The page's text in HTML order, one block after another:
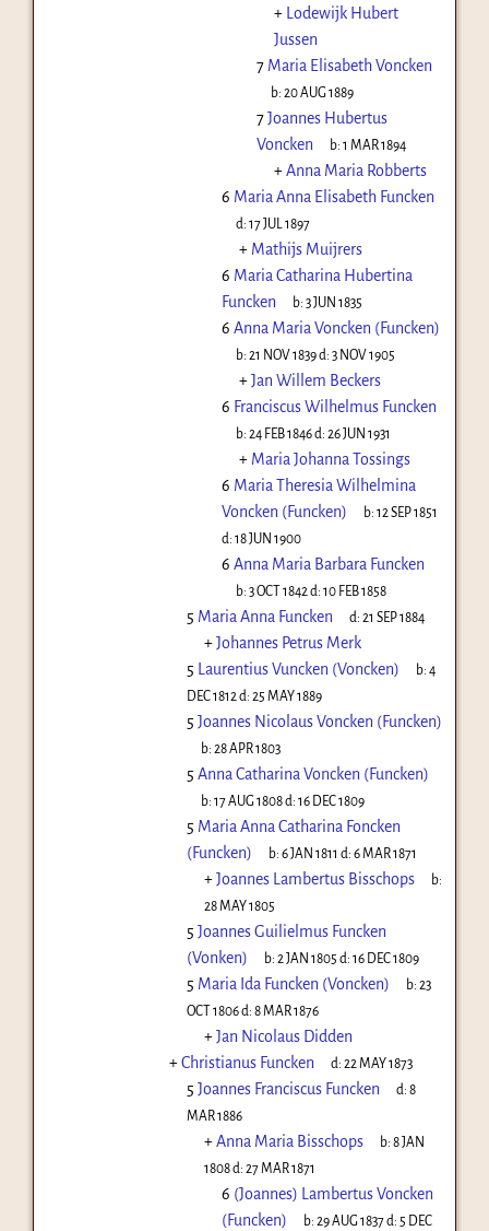
+ Lodewijk Hubert
Jussen
7 Maria Elisabeth Voncken
b:20 AUG 1889
7Joannes Hubertus
Voncken
b:1 MAR 1894
+Anna Maria Robberts
6 Maria Anna Elisabeth Funcken
d:17 JUL 1897
+ Mathijs Muijrers
6 Maria Catharina Hubertina
Funcken
b:3 JUN 1835
6 Anna Maria Voncken (Funcken)
b:21 NOV 1839d:3 NOV 1905
+Jan Willem Beckers
6 Franciscus Wilhelmus Funcken
b:24 FEB 1846d:26 JUN 1931
+ Maria Johanna Tossings
6 Maria Theresia Wilhelmina
Voncken (Funcken)
b:12 SEP 1851
d: 18 JUN 1900
6 Anna Maria Barbara Funcken
b:3 OCT 1842 d:10 FEB 1858
5 Maria Anna Funcken d:21 SEP 1884
+Johannes Petrus Merk
5 Laurentius Vuncken (Voncken) b:4
DEC 1812 d: 25 MAY 1889
5 Joannes Nicolaus Voncken (Funcken)
b:28 APR 1803
5 Anna Catharina Voncken (Funcken)
b:17 AUG 1808d:16 DEC 1809
5 Maria Anna Catharina Foncken
(Funcken)
b:6 JAN 1811 d:6 MAR 1871
+Joannes Lambertus Bisschops
b:
28 MAY 1805
5 Joannes Guilielmus Funcken
(Vonken)
b:2 JAN 1805 d:16 DEC 1809
5 Maria Ida Funcken (Voncken) b:23
OCT 1806d: 8 MAR 1876
+Jan Nicolaus Didden
+Christianus Funcken d:22 MAY 1873
5 Joannes Franciscus Funcken d:8
MAR 1886
+Anna Maria Bisschops b:8 JAN
1808d: 27 MAR 1871
6 (Joannes) Lambertus Voncken
(Funcken)
b:29 AUG 1837d: 5 DEC